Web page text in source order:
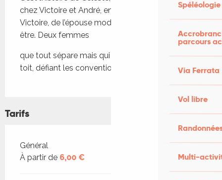
Spéléologie
parcours
Via Ferrata
Vol libre
Multi-
chez Victoire et André, en 1908. C’est l’histoire de
Victoire, de l’épouse modèle qu’elle ne sait pas
être. Deux femmes
que tout sépare mais qui vivent sous le même
toit, défiant les conventions et les non-dits.
Tarifs
Tarifs 2026
Général
À partir de 6,00 €